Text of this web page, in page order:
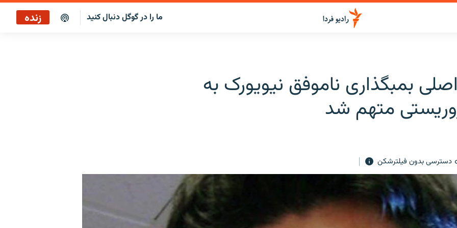
ما را در گوگل دنبال کنید زنده
بمبگذاری ناموفق نيويورک به
متهم شد
دسترسی بدون فیلترشکن